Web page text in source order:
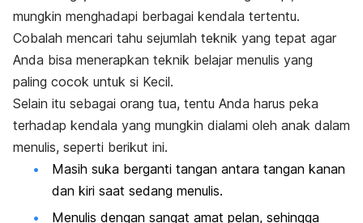
mungkin menghadapi berbagai kendala tertentu.
Cobalah mencari tahu sejumlah teknik yang tepat agar
Anda bisa menerapkan teknik belajar menulis yang
paling cocok untuk si Kecil.
Selain itu sebagai orang tua, tentu Anda harus peka
terhadap kendala yang mungkin dialami oleh anak dalam
menulis, seperti berikut ini.
Masih suka berganti tangan antara tangan kanan
dan kiri saat sedang menulis.
Menulis dengan sangat amat pelan, sehingga